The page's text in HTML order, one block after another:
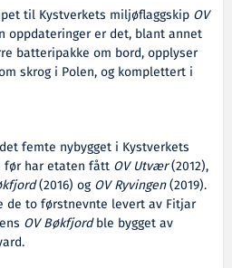
til Kystverkets miljøflaggskip OV
oppdateringer er det, blant annet
batteripakke om bord, opplyser
skrog i Polen, og komplettert i
femte nybygget i Kystverkets
før har etaten fått OV Utvær(2012),
(2016) ogOV Ryvingen(2019).
de to førstnevnte levert av Fitjar
OV Bøkfjordble bygget av